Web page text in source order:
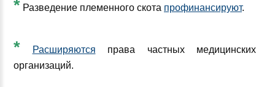
* Разведение племенного скота профинансируют.
* Расширяются права частных медицинских
организаций.